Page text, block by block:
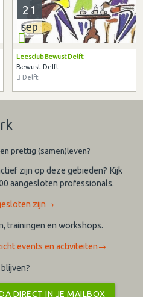
21
sep
Leesclub Bewust Delft
Bewust Delft
Delft
prettig (samen)leven?
zijn op deze gebieden? Kijk
aangesloten professionals.
zijn→
trainingen en workshops.
events en activiteiten→
DIRECT IN JE MAILBOX